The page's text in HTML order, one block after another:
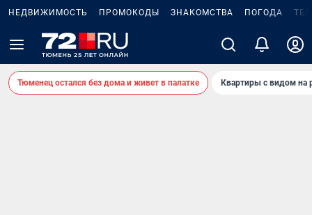
НЕДВИЖИМОСТЬ ПРОМОКОДЫ ЗНАКОМСТВА ПОГОДА
Тюменец остался без дома и живет в палатке Квартиры с видом на